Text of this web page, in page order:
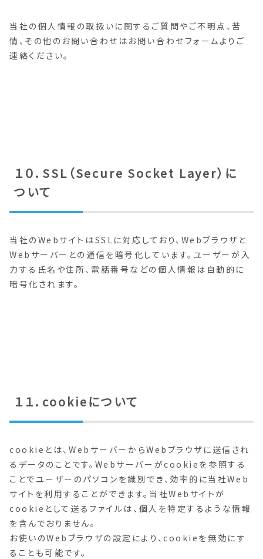
当社の個人情報の取扱いに関するご質問やご不明点、苦
情、その他のお問い合わせはお問い合わせフォームよりご
連絡ください。
１０．SSL（Secure Socket Layer）に
ついて
当社のWebサイトはSSLに対応しており、Webブラウザと
Webサーバーとの通信を暗号化しています。ユーザーが入
力する氏名や住所、電話番号などの個人情報は自動的に
暗号化されます。
１１．cookieについて
cookieとは、WebサーバーからWebブラウザに送信され
るデータのことです。Webサーバーがcookieを参照する
ことでユーザーのパソコンを識別でき、効率的に当社Web
サイトを利用することができます。当社Webサイトが
cookieとして送るファイルは、個人を特定するような情報
を含んでおりません。
お使いのWebブラウザの設定により、cookieを無効にす
ることも可能です。